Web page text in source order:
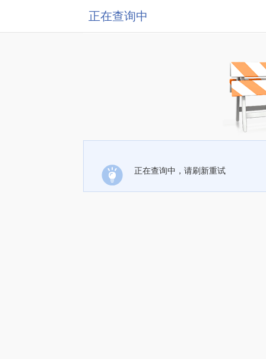
正在查询中
正在查询中，请刷新重试